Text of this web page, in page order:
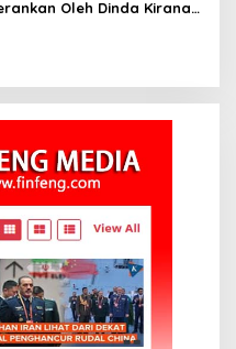
Oleh Dinda Kirana,